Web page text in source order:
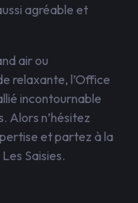
agréable et
air ou
relaxante, l’Office
incontournable
Alors n’hésitez
et partez à la
Saisies.